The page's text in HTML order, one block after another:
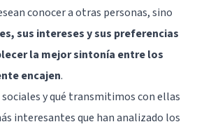
conocer a otras personas, sino
sus intereses y sus preferencias
la mejor sintonía entre los
encajen.
sociales y qué transmitimos con ellas
interesantes que han analizado los